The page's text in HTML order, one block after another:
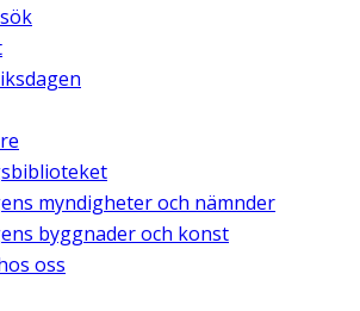
myndigheter och nämnder
byggnader och konst
oss